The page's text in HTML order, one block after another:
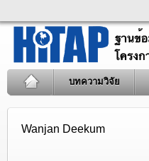
บทความวิจัย
Wanjan Deekum